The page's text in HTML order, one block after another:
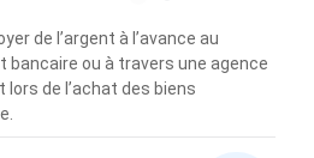
de l’argent à l’avance au
bancaire ou à travers une agence
de l’achat des biens